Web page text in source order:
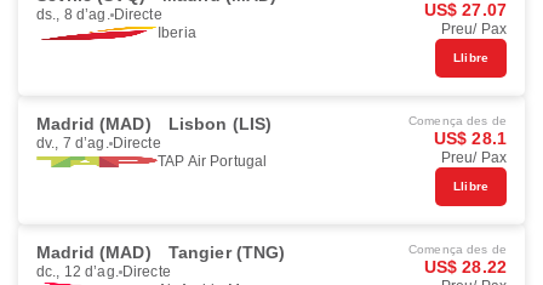
ds., 8 d’ag. Directe
Iberia
US$ 27.07
Preu/ Pax
Llibre
Madrid (MAD) Lisbon (LIS)
dv., 7 d’ag. Directe
TAP Air Portugal
Comença des de
US$ 28.1
Preu/ Pax
Llibre
Madrid (MAD) Tangier (TNG)
dc., 12 d’ag. Directe
Comença des de
US$ 28.22